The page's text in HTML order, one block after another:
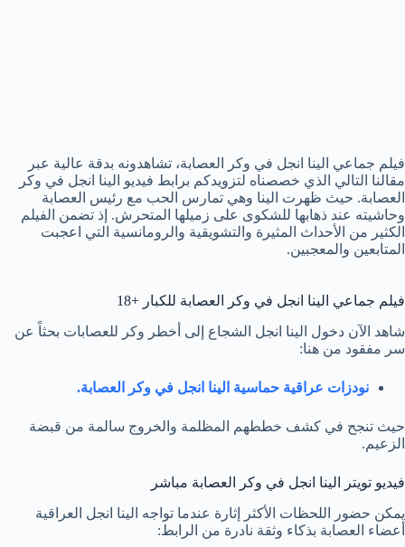
فيلم جماعي الينا انجل في وكر العصابة، تشاهدونه بدقة عالية عبر
مقالنا التالي الذي خصصناه لتزويدكم برابط فيديو الينا انجل في وكر
العصابة. حيث ظهرت الينا وهي تمارس الحب مع رئيس العصابة
وحاشيته عند ذهابها للشكوى على زميلها المتحرش. إذ تضمن الفيلم
الكثير من الأحداث المثيرة والتشويقية والرومانسية التي اعجبت
المتابعين والمعجبين.
فيلم جماعي الينا انجل في وكر العصابة للكبار +18
شاهد الآن دخول الينا انجل الشجاع إلى أخطر وكر للعصابات بحثاً عن
سر مفقود من هنا:
نودزات عراقية حماسية الينا انجل في وكر العصابة.
حيث تنجح في كشف خططهم المظلمة والخروج سالمة من قبضة
الزعيم.
فيديو تويتر الينا انجل في وكر العصابة مباشر
يمكن حضور اللحظات الأكثر إثارة عندما تواجه الينا انجل العراقية
أعضاء العصابة بذكاء وثقة نادرة من الرابط: